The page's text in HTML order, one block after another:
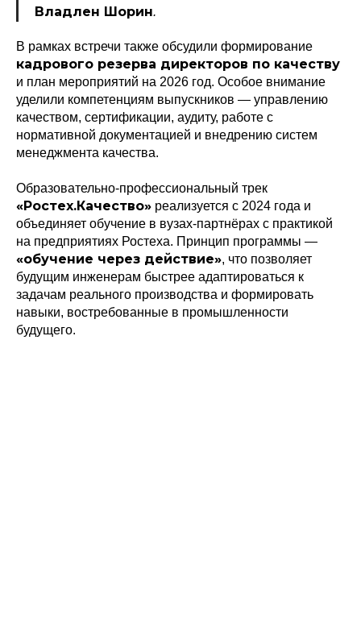
Владлен Шорин.
В рамках встречи также обсудили формирование
кадрового резерва директоров по качеству
и план мероприятий на 2026 год. Особое внимание
уделили компетенциям выпускников — управлению
качеством, сертификации, аудиту, работе с
нормативной документацией и внедрению систем
менеджмента качества.
Образовательно-профессиональный трек
«Ростех.Качество» реализуется с 2024 года и
объединяет обучение в вузах-партнёрах с практикой
на предприятиях Ростеха. Принцип программы —
«обучение через действие», что позволяет
будущим инженерам быстрее адаптироваться к
задачам реального производства и формировать
навыки, востребованные в промышленности
будущего.
ссылка на ROBOTUNION.RU — обязательна
Политика конфиденциальности
© 2015-2026 НАУРР. Все права защищены.
При использовании материалов ссылка на ROBOTUNION.RU — обязательна